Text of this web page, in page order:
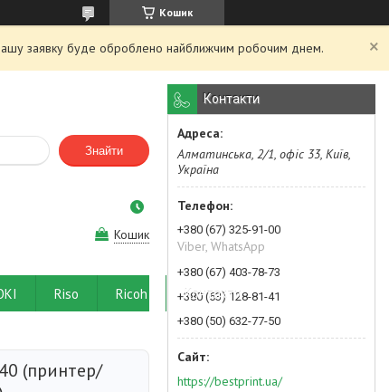
Кошик
Вашу заявку буде оброблено найближчим робочим днем.
Знайти
Кошик
Riso Ricoh Контакти
(принтер/
Контакти
Алматинська, 2/1, офіс 33, Київ,
Україна
+380 (67) 325-91-00
Viber, WhatsApp
+380 (67) 403-78-73
+380 (63) 128-81-41
+380 (50) 632-77-50
https://bestprint.ua/